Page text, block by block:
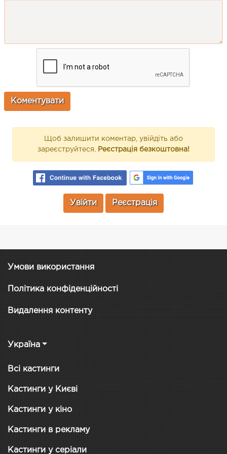
Щоб залишити коментар, увійдіть або
зареєструйтеся. Реєстрація безкоштовна!
Увійти Реєстрація
Умови використання
Політика конфіденційності
Видалення контенту
Україна
Всі кастинги
Кастинги у Києві
Кастинги у кіно
Кастинги в рекламу
Кастинги у серіали